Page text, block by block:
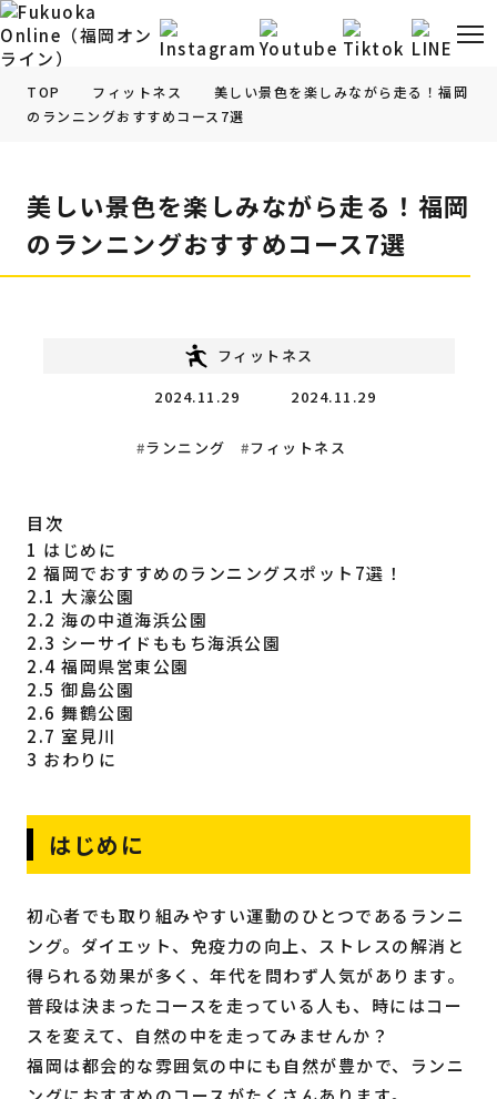
福岡の観光・お出かけ情報
福岡のイベント情報
ビューティー
フィットネス 情報
福岡の
TOP フィットネス
美しい景色を楽しみながら走る！福岡
のランニングおすすめコース7選
美しい景色を楽しみながら走る！福岡
のランニングおすすめコース7選
フィットネス
2024.11.29
2024.11.29
ランニング フィットネス
目次
1 はじめに
2 福岡でおすすめのランニングスポット7選！
2.1 大濠公園
2.2 海の中道海浜公園
2.3 シーサイドももち海浜公園
2.4 福岡県営東公園
2.5 御島公園
2.6 舞鶴公園
2.7 室見川
3 おわりに
はじめに
初心者でも取り組みやすい運動のひとつであるランニ
ング。ダイエット、免疫力の向上、ストレスの解消と
得られる効果が多く、年代を問わず人気があります。
普段は決まったコースを走っている人も、時にはコー
スを変えて、自然の中を走ってみませんか？
福岡は都会的な雰囲気の中にも自然が豊かで、ランニ